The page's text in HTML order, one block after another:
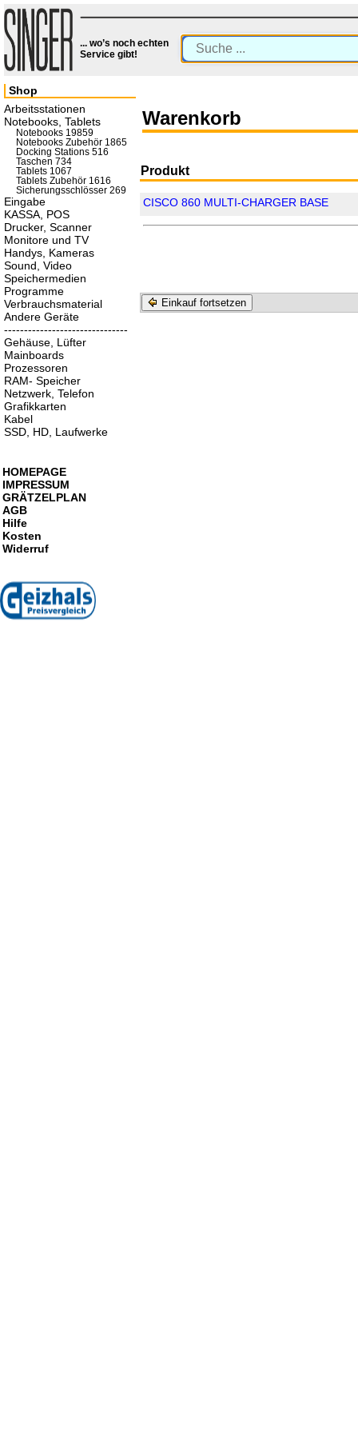
... wo’s noch echten
Service gibt!
Warenkorb
Produkt
CISCO 860 MULTI-CHARGER BASE
Einkauf fortsetzen
Shop
Arbeitsstationen
Notebooks, Tablets
Notebooks 19859
Notebooks Zubehör 1865
Docking Stations 516
Taschen 734
Tablets 1067
Tablets Zubehör 1616
Sicherungsschlösser 269
Eingabe
KASSA, POS
Drucker, Scanner
Monitore und TV
Handys, Kameras
Sound, Video
Speichermedien
Programme
Verbrauchsmaterial
Andere Geräte
-------------------------------
Gehäuse, Lüfter
Mainboards
Prozessoren
RAM- Speicher
Netzwerk, Telefon
Grafikkarten
Kabel
SSD, HD, Laufwerke
HOMEPAGE
IMPRESSUM
GRÄTZELPLAN
AGB
Hilfe
Kosten
Widerruf